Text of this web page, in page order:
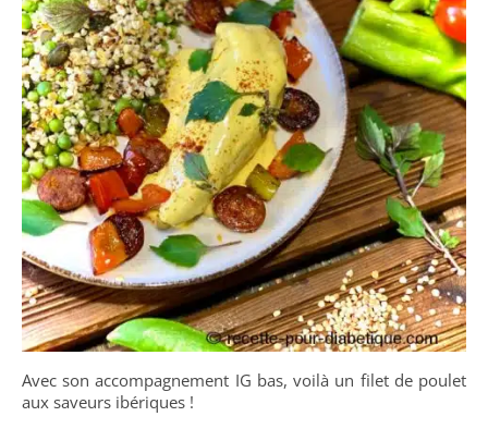
Avec son accompagnement IG bas, voilà un filet de poulet
aux saveurs ibériques !